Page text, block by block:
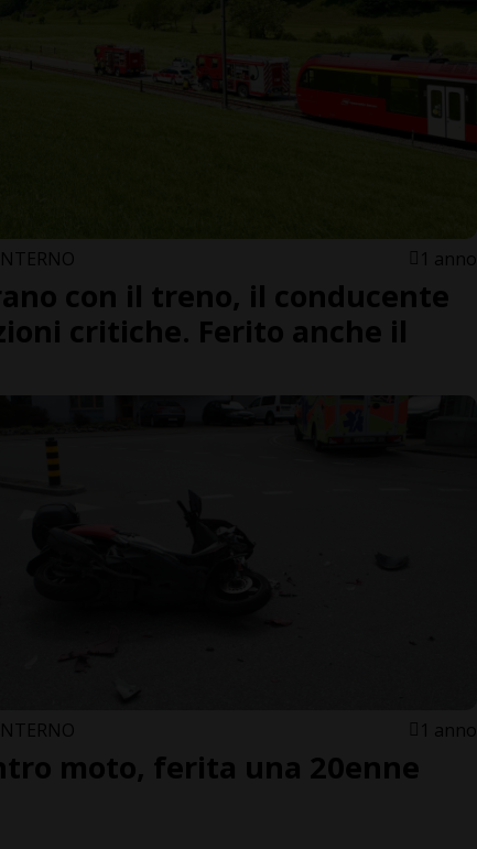
1 anno
con il treno, il conducente
critiche. Ferito anche il
1 anno
moto, ferita una 20enne